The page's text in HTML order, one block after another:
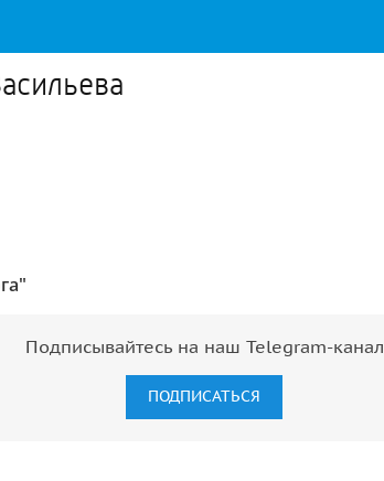
Подписывайтесь на наш Telegram-канал
ПОДПИСАТЬСЯ